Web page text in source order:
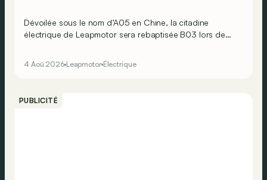
Dévoilée sous le nom d’A05 en Chine, la citadine
électrique de Leapmotor sera rebaptisée B03 lors de
4 Aoû 2026 Leapmotor Électrique
PUBLICITÉ